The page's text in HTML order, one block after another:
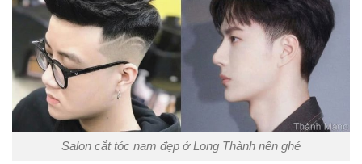
Salon cắt tóc nam đẹp ở Long Thành nên ghé